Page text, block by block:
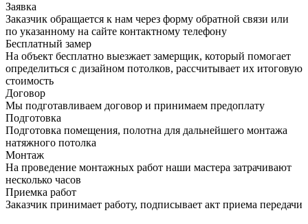
Заявка
Заказчик обращается к нам через форму обратной связи или
по указанному на сайте контактному телефону
Бесплатный замер
На объект бесплатно выезжает замерщик, который помогает
определиться с дизайном потолков, рассчитывает их итоговую
стоимость
Договор
Мы подготавливаем договор и принимаем предоплату
Подготовка
Подготовка помещения, полотна для дальнейшего монтажа
натяжного потолка
Монтаж
На проведение монтажных работ наши мастера затрачивают
несколько часов
Приемка работ
Заказчик принимает работу, подписывает акт приема передачи